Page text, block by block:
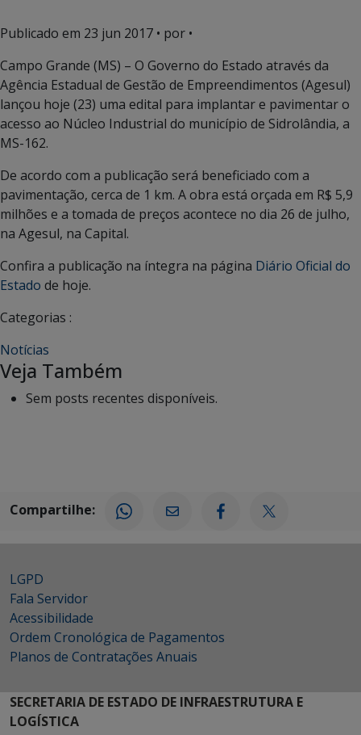
Publicado em 23 jun 2017 • por •
Campo Grande (MS) – O Governo do Estado através da
Agência Estadual de Gestão de Empreendimentos (Agesul)
lançou hoje (23) uma edital para implantar e pavimentar o
acesso ao Núcleo Industrial do município de Sidrolândia, a
MS-162.
De acordo com a publicação será beneficiado com a
pavimentação, cerca de 1 km. A obra está orçada em R$ 5,9
milhões e a tomada de preços acontece no dia 26 de julho,
na Agesul, na Capital.
Confira a publicação na íntegra na página Diário Oficial do
Estado de hoje.
Categorias :
Notícias
Veja Também
Sem posts recentes disponíveis.
Compartilhe:
LGPD
Fala Servidor
Acessibilidade
Ordem Cronológica de Pagamentos
Planos de Contratações Anuais
SECRETARIA DE ESTADO DE INFRAESTRUTURA E
LOGÍSTICA